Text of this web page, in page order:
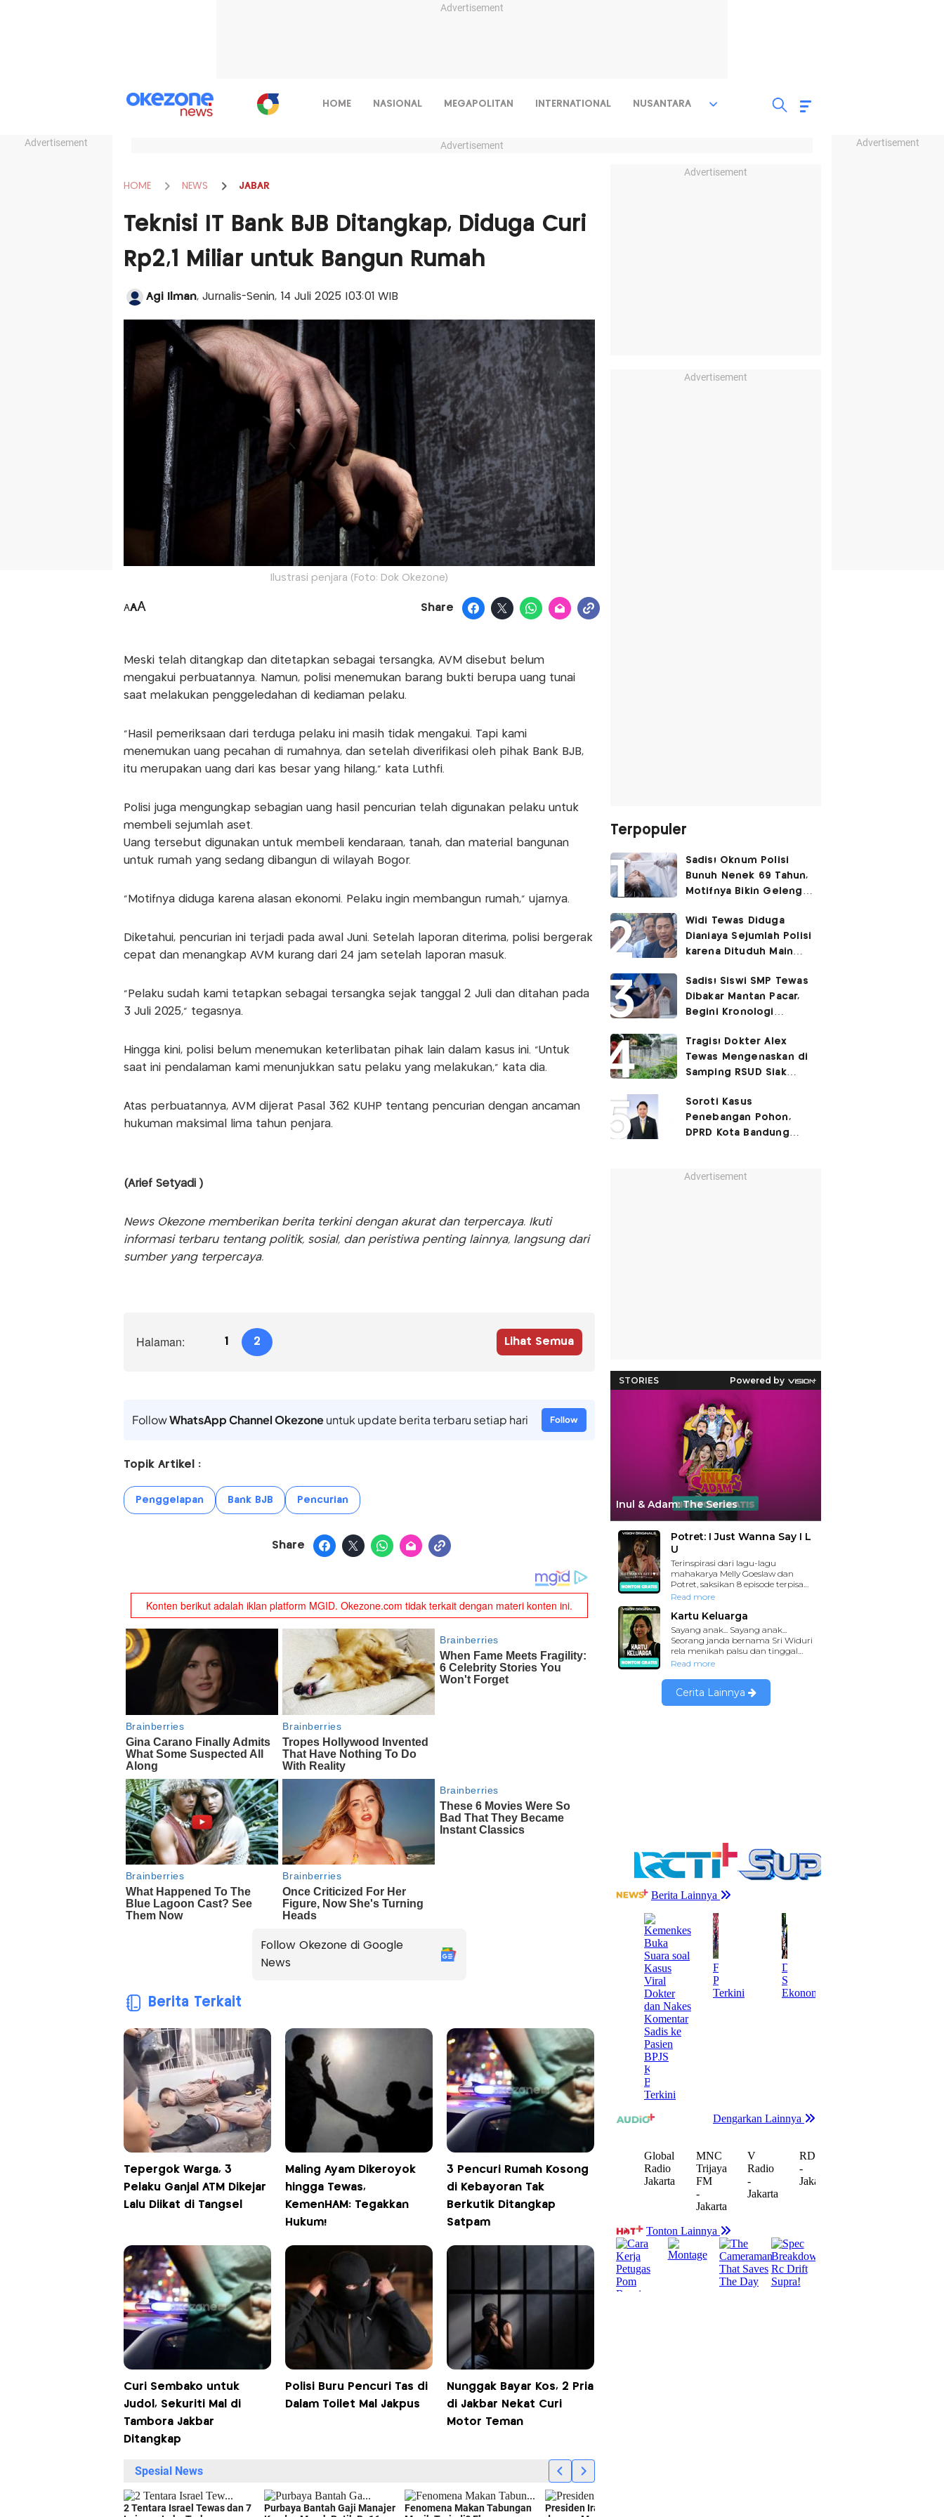
Advertisement
Advertisement Advertisement
HOME NASIONAL MEGAPOLITAN INTERNATIONAL NUSANTARA
Advertisement
HOME NEWS JABAR
Teknisi IT Bank BJB Ditangkap, Diduga Curi
Rp2,1 Miliar untuk Bangun Rumah
Agi Ilman, Jurnalis-Senin, 14 Juli 2025 |03:01 WIB
Ilustrasi penjara (Foto: Dok Okezone)
AAA Share
Meski telah ditangkap dan ditetapkan sebagai tersangka, AVM disebut belum
mengakui perbuatannya. Namun, polisi menemukan barang bukti berupa uang tunai
saat melakukan penggeledahan di kediaman pelaku.
“Hasil pemeriksaan dari terduga pelaku ini masih tidak mengakui. Tapi kami
menemukan uang pecahan di rumahnya, dan setelah diverifikasi oleh pihak Bank BJB,
itu merupakan uang dari kas besar yang hilang,” kata Luthfi.
Polisi juga mengungkap sebagian uang hasil pencurian telah digunakan pelaku untuk
membeli sejumlah aset.
Uang tersebut digunakan untuk membeli kendaraan, tanah, dan material bangunan
untuk rumah yang sedang dibangun di wilayah Bogor.
“Motifnya diduga karena alasan ekonomi. Pelaku ingin membangun rumah,” ujarnya.
Diketahui, pencurian ini terjadi pada awal Juni. Setelah laporan diterima, polisi bergerak
cepat dan menangkap AVM kurang dari 24 jam setelah laporan masuk.
“Pelaku sudah kami tetapkan sebagai tersangka sejak tanggal 2 Juli dan ditahan pada
3 Juli 2025,” tegasnya.
Hingga kini, polisi belum menemukan keterlibatan pihak lain dalam kasus ini. “Untuk
saat ini pendalaman kami menunjukkan satu pelaku yang melakukan,” kata dia.
Atas perbuatannya, AVM dijerat Pasal 362 KUHP tentang pencurian dengan ancaman
hukuman maksimal lima tahun penjara.
(Arief Setyadi )
News Okezone memberikan berita terkini dengan akurat dan terpercaya. Ikuti
informasi terbaru tentang politik, sosial, dan peristiwa penting lainnya, langsung dari
sumber yang terpercaya.
Halaman: 1 2 Lihat Semua
FollowWhatsApp Channel Okezoneuntuk update berita terbaru setiap hari Follow
Topik Artikel :
Penggelapan Bank BJB Pencurian
Share
Follow Okezone di Google
News
Berita Terkait
Tepergok Warga, 3
Pelaku Ganjal ATM Dikejar
Lalu Diikat di Tangsel
Maling Ayam Dikeroyok
hingga Tewas,
KemenHAM: Tegakkan
Hukum!
3 Pencuri Rumah Kosong
di Kebayoran Tak
Berkutik Ditangkap
Satpam
Curi Sembako untuk
Judol, Sekuriti Mal di
Tambora Jakbar
Ditangkap
Polisi Buru Pencuri Tas di
Dalam Toilet Mal Jakpus
Nunggak Bayar Kos, 2 Pria
di Jakbar Nekat Curi
Motor Teman
Advertisement
Advertisement
Terpopuler
Sadis! Oknum Polisi
Bunuh Nenek 69 Tahun,
Motifnya Bikin Geleng
Widi Tewas Diduga
Dianiaya Sejumlah Polisi
karena Dituduh Main
Sadis! Siswi SMP Tewas
Dibakar Mantan Pacar,
Begini Kronologi
Tragis! Dokter Alex
Tewas Mengenaskan di
Samping RSUD Siak
Rocuronium
Soroti Kasus
Penebangan Pohon,
DPRD Kota Bandung
Advertisement